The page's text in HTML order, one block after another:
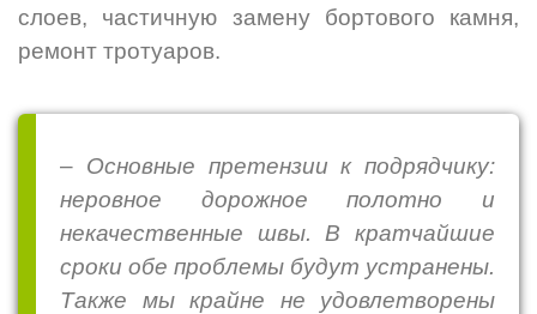
слоев, частичную замену бортового камня,
ремонт тротуаров.
– Основные претензии к подрядчику:
неровное дорожное полотно и
некачественные швы. В кратчайшие
сроки обе проблемы будут устранены.
Также мы крайне не удовлетворены